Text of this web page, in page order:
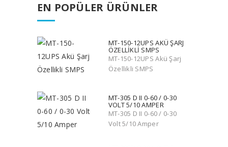
EN POPÜLER ÜRÜNLER
MT-150-12UPS AKÜ ŞARJ
ÖZELLIKLI SMPS
MT-150-12UPS Akü Şarj
Özellikli SMPS
MT-305 D II 0-60 / 0-30
VOLT 5/10 AMPER
MT-305 D II 0-60 / 0-30
Volt 5/10 Amper